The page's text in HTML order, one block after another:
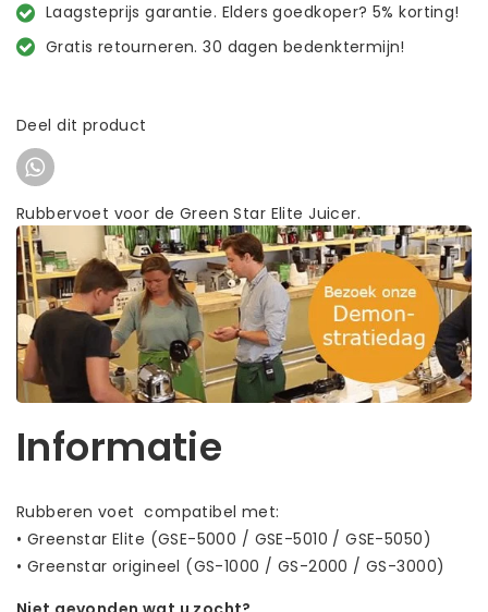
Laagsteprijs garantie. Elders goedkoper? 5% korting!
Gratis retourneren. 30 dagen bedenktermijn!
Deel dit product
Rubbervoet voor de Green Star Elite Juicer.
Informatie
Rubberen voet compatibel met:
• Greenstar Elite (GSE-5000 / GSE-5010 / GSE-5050)
• Greenstar origineel (GS-1000 / GS-2000 / GS-3000)